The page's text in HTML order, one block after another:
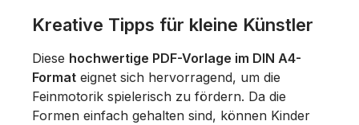
Kreative Tipps für kleine Künstler
Diese hochwertige PDF-Vorlage im DIN A4-
Format eignet sich hervorragend, um die
Feinmotorik spielerisch zu fördern. Da die
Formen einfach gehalten sind, können Kinder